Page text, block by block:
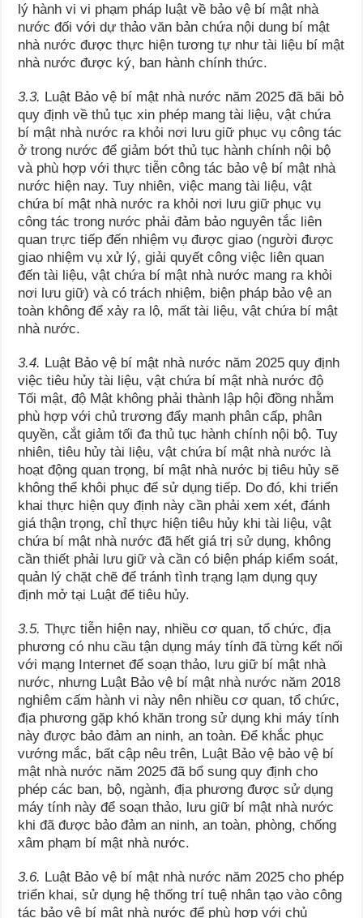
lý hành vi vi phạm pháp luật về bảo vệ bí mật nhà
nước đối với dự thảo văn bản chứa nội dung bí mật
nhà nước được thực hiện tương tự như tài liệu bí mật
nhà nước được ký, ban hành chính thức.
3.3. Luật Bảo vệ bí mật nhà nước năm 2025 đã bãi bỏ
quy định về thủ tục xin phép mang tài liệu, vật chứa
bí mật nhà nước ra khỏi nơi lưu giữ phục vụ công tác
ở trong nước để giảm bớt thủ tục hành chính nội bộ
và phù hợp với thực tiễn công tác bảo vệ bí mật nhà
nước hiện nay. Tuy nhiên, việc mang tài liệu, vật
chứa bí mật nhà nước ra khỏi nơi lưu giữ phục vụ
công tác trong nước phải đảm bảo nguyên tắc liên
quan trực tiếp đến nhiệm vụ được giao (người được
giao nhiệm vụ xử lý, giải quyết công việc liên quan
đến tài liệu, vật chứa bí mật nhà nước mang ra khỏi
nơi lưu giữ) và có trách nhiệm, biện pháp bảo vệ an
toàn không để xảy ra lộ, mất tài liệu, vật chứa bí mật
nhà nước.
3.4. Luật Bảo vệ bí mật nhà nước năm 2025 quy định
việc tiêu hủy tài liệu, vật chứa bí mật nhà nước độ
Tối mật, độ Mật không phải thành lập hội đồng nhằm
phù hợp với chủ trương đẩy mạnh phân cấp, phân
quyền, cắt giảm tối đa thủ tục hành chính nội bộ. Tuy
nhiên, tiêu hủy tài liệu, vật chứa bí mật nhà nước là
hoạt động quan trọng, bí mật nhà nước bị tiêu hủy sẽ
không thể khôi phục để sử dụng tiếp. Do đó, khi triển
khai thực hiện quy định này cần phải xem xét, đánh
giá thận trọng, chỉ thực hiện tiêu hủy khi tài liệu, vật
chứa bí mật nhà nước đã hết giá trị sử dụng, không
cần thiết phải lưu giữ và cần có biện pháp kiểm soát,
quản lý chặt chẽ để tránh tình trạng lạm dụng quy
định mở tại Luật để tiêu hủy.
3.5. Thực tiễn hiện nay, nhiều cơ quan, tổ chức, địa
phương có nhu cầu tận dụng máy tính đã từng kết nối
với mạng Internet để soạn thảo, lưu giữ bí mật nhà
nước, nhưng Luật Bảo vệ bí mật nhà nước năm 2018
nghiêm cấm hành vi này nên nhiều cơ quan, tổ chức,
địa phương gặp khó khăn trong sử dụng khi máy tính
này được bảo đảm an ninh, an toàn. Để khắc phục
vướng mắc, bất cập nêu trên, Luật Bảo vệ bảo vệ bí
mật nhà nước năm 2025 đã bổ sung quy định cho
phép các ban, bộ, ngành, địa phương được sử dụng
máy tính này để soạn thảo, lưu giữ bí mật nhà nước
khi đã được bảo đảm an ninh, an toàn, phòng, chống
xâm phạm bí mật nhà nước.
3.6. Luật Bảo vệ bí mật nhà nước năm 2025 cho phép
triển khai, sử dụng hệ thống trí tuệ nhân tạo vào công
tác bảo vệ bí mật nhà nước để phù hợp với chủ